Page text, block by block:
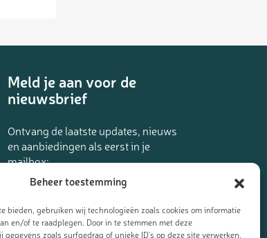
Beheer toestemming
bieden, gebruiken wij technologieën zoals cookies om informatie
en/of te raadplegen. Door in te stemmen met deze
zoals surfgedrag of unieke ID's op deze site verwerken.
Meld je aan voor de
nieuwsbrief
Ontvang de laatste updates, nieuws
en aanbiedingen als eerst in je
mailbox: